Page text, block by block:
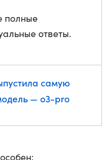
полные
ответы.
самую
— o3-pro